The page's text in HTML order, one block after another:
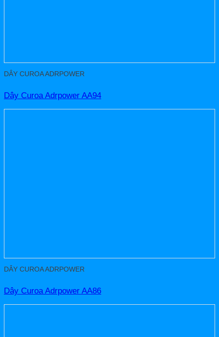
DÂY CUROA ADRPOWER
Dây Curoa Adrpower AA94
DÂY CUROA ADRPOWER
Dây Curoa Adrpower AA86